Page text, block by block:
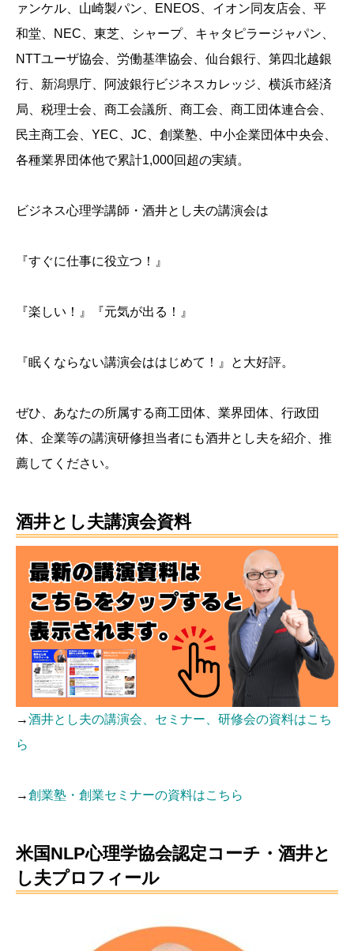
ァンケル、山崎製パン、ENEOS、イオン同友店会、平
和堂、NEC、東芝、シャープ、キャタピラージャパン、
NTTユーザ協会、労働基準協会、仙台銀行、第四北越銀
行、新潟県庁、阿波銀行ビジネスカレッジ、横浜市経済
局、税理士会、商工会議所、商工会、商工団体連合会、
民主商工会、YEC、JC、創業塾、中小企業団体中央会、
各種業界団体他で累計1,000回超の実績。
ビジネス心理学講師・酒井とし夫の講演会は
『すぐに仕事に役立つ！』
『楽しい！』『元気が出る！』
『眠くならない講演会ははじめて！』と大好評。
ぜひ、あなたの所属する商工団体、業界団体、行政団
体、企業等の講演研修担当者にも酒井とし夫を紹介、推
薦してください。
酒井とし夫講演会資料
→酒井とし夫の講演会、セミナー、研修会の資料はこち
ら
→創業塾・創業セミナーの資料はこちら
米国NLP心理学協会認定コーチ・酒井と
し夫プロフィール